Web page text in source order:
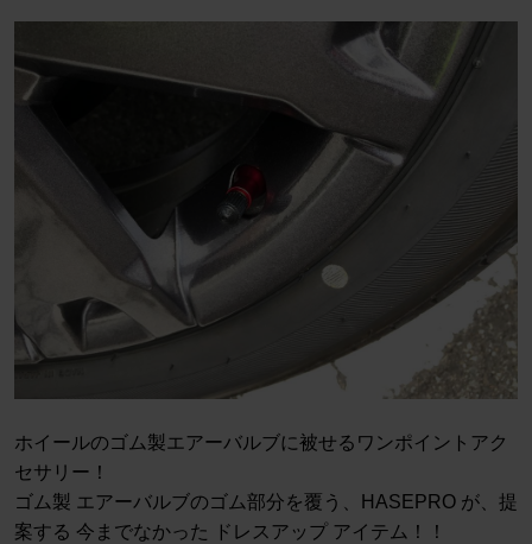
ホイールのゴム製エアーバルブに被せるワンポイントアク
セサリー！
ゴム製 エアーバルブのゴム部分を覆う、HASEPRO が、提
案する 今までなかった ドレスアップ アイテム！！